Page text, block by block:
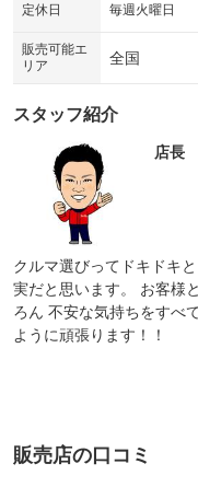
定休日 毎週火曜日
販売可能エ
リア
全国
スタッフ紹介
店長
クルマ選びってドキドキ
実だと思います。 お客様
ろん 不安な気持ちをすべ
ように頑張ります！！
販売店の口コミ